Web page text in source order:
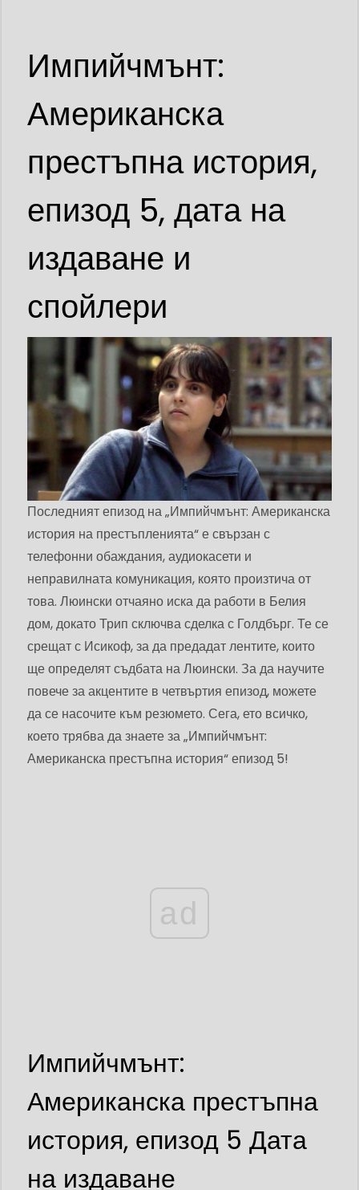
Импийчмънт:
Американска
престъпна история,
епизод 5, дата на
издаване и
спойлери
Последният епизод на „Импийчмънт: Американска
история на престъпленията“ е свързан с
телефонни обаждания, аудиокасети и
неправилната комуникация, която произтича от
това. Люински отчаяно иска да работи в Белия
дом, докато Трип сключва сделка с Голдбърг. Те се
срещат с Исикоф, за да предадат лентите, които
ще определят съдбата на Люински. За да научите
повече за акцентите в четвъртия епизод, можете
да се насочите към резюмето. Сега, ето всичко,
което трябва да знаете за „Импийчмънт:
Американска престъпна история“ епизод 5!
ad
Импийчмънт:
Американска престъпна
история, епизод 5 Дата
на издаване